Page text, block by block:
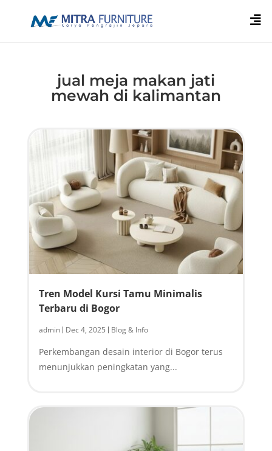

jual meja makan jati
mewah di kalimantan
Tren Model Kursi Tamu Minimalis
Terbaru di Bogor
admin | Dec 4, 2025 | Blog & Info
Perkembangan desain interior di Bogor terus
menunjukkan peningkatan yang...